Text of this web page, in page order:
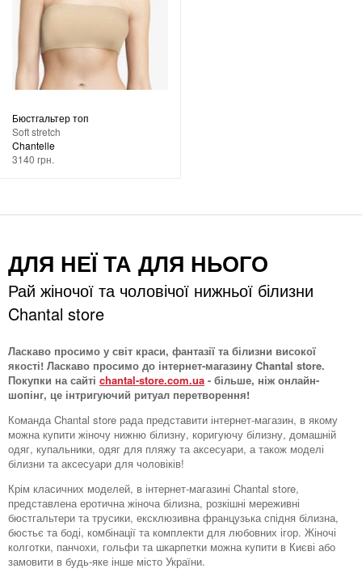
Бюстгальтер топ
Soft stretch
Chantelle
3140 грн.
ДЛЯ НЕЇ ТА ДЛЯ НЬОГО
Рай жіночої та чоловічої нижньої білизни
Chantal store
Ласкаво просимо у світ краси, фантазії та білизни високої
якості! Ласкаво просимо до інтернет-магазину Chantal store.
Покупки на сайті chantal-store.com.ua - більше, ніж онлайн-
шопінг, це інтригуючий ритуал перетворення!
Команда Chantal store рада представити інтернет-магазин, в якому
можна купити жіночу нижню білизну, коригуючу білизну, домашній
одяг, купальники, одяг для пляжу та аксесуари, а також моделі
білизни та аксесуари для чоловіків!
Крім класичних моделей, в інтернет-магазині Chantal store,
представлена ​​еротична жіноча білизна, розкішні мереживні
бюстгальтери та трусики, ексклюзивна французька спідня білизна,
бюстьє та боді, комбінації та комплекти для любовних ігор. Жіночі
колготки, панчохи, гольфи та шкарпетки можна купити в Києві або
замовити в будь-яке інше місто України.